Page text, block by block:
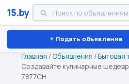
15.by
+ Подать объявление
Минск Витебск Брест
Главная /Объявления /Бытовая
Создавайте кулинарные
7877CH